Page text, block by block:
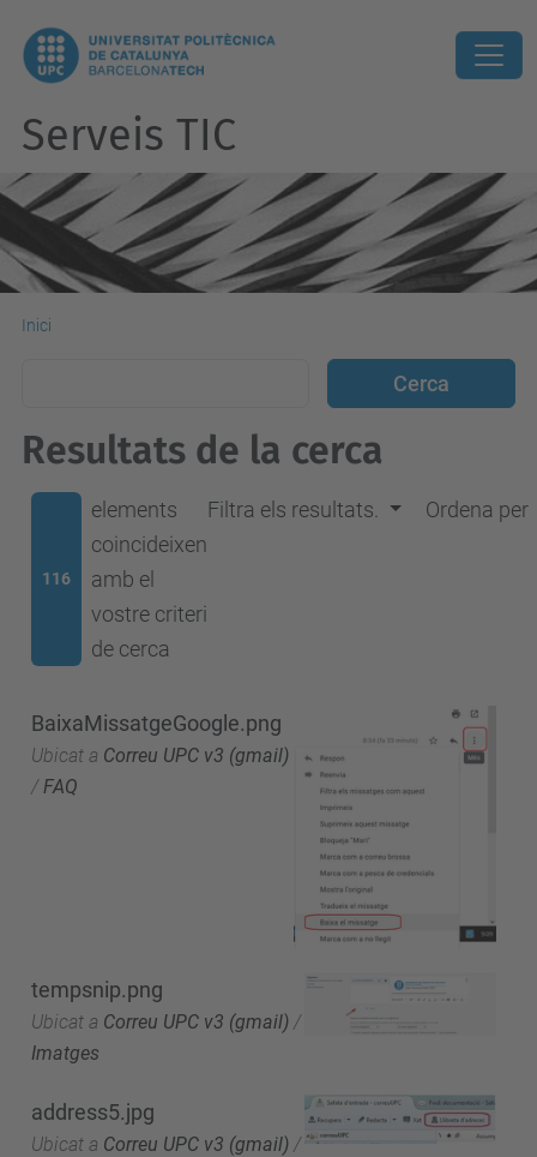
Serveis TIC
Inici
Resultats de la cerca
116
elements
coincideixen
amb el
vostre criteri
de cerca
Filtra els resultats. Ordena per
BaixaMissatgeGoogle.png
Ubicat a Correu UPC v3 (gmail)
/ FAQ
tempsnip.png
Ubicat a Correu UPC v3 (gmail) /
Imatges
address5.jpg
Ubicat a Correu UPC v3 (gmail) /